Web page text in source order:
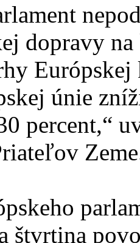
dopravy
Európskej
únie
percent,“
štvrtina